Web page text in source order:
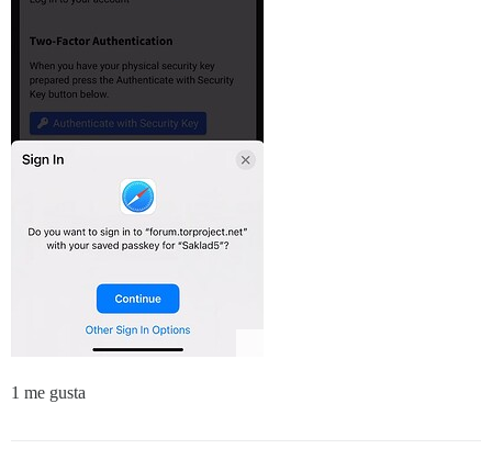
1 me gusta